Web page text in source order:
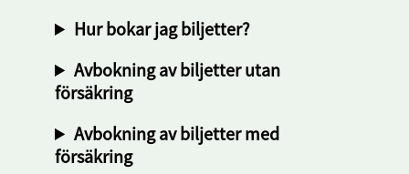
Hur bokar jag biljetter?
Avbokning av biljetter utan
försäkring
Avbokning av biljetter med
försäkring